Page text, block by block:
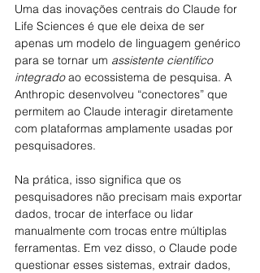
Uma das inovações centrais do Claude for
Life Sciences é que ele deixa de ser
apenas um modelo de linguagem genérico
para se tornar um assistente científico
integrado ao ecossistema de pesquisa. A
Anthropic desenvolveu “conectores” que
permitem ao Claude interagir diretamente
com plataformas amplamente usadas por
pesquisadores.
Na prática, isso significa que os
pesquisadores não precisam mais exportar
dados, trocar de interface ou lidar
manualmente com trocas entre múltiplas
ferramentas. Em vez disso, o Claude pode
questionar esses sistemas, extrair dados,